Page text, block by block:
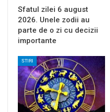
Sfatul zilei 6 august
2026. Unele zodii au
parte de o zi cu decizii
importante
STIRI